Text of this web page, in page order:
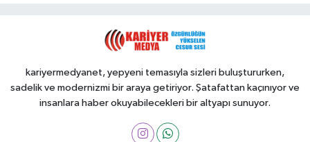
kariyermedyanet, yepyeni temasıyla sizleri buluştururken,
sadelik ve modernizmi bir araya getiriyor. Şatafattan kaçınıyor ve
insanlara haber okuyabilecekleri bir altyapı sunuyor.